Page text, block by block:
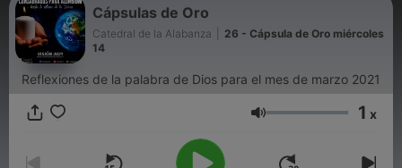
Cápsulas de Oro
Catedral de la Alabanza
26 - Cápsula de Oro miércoles
14
Reflexiones de la palabra de Dios para el mes de marzo 2021
Volumen 1 x